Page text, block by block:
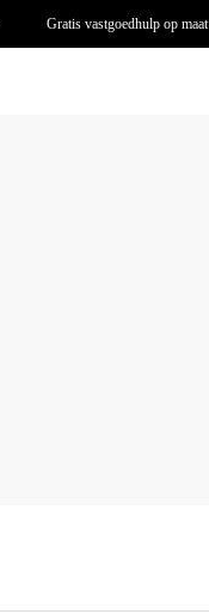
Gratis vastgoedhulp op maat